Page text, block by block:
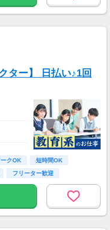
ター】 日払い♪1回
クOK
短時間OK
フリーター歓迎